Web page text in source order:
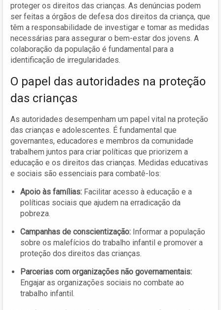
proteger os direitos das crianças. As denúncias podem
ser feitas a órgãos de defesa dos direitos da criança, que
têm a responsabilidade de investigar e tomar as medidas
necessárias para assegurar o bem-estar dos jovens. A
colaboração da população é fundamental para a
identificação de irregularidades.
O papel das autoridades na proteção
das crianças
As autoridades desempenham um papel vital na proteção
das crianças e adolescentes. É fundamental que
governantes, educadores e membros da comunidade
trabalhem juntos para criar políticas que priorizem a
educação e os direitos das crianças. Medidas educativas
e sociais são essenciais para combatê-los:
Apoio às famílias: Facilitar acesso à educação e a
políticas sociais que ajudem na erradicação da
pobreza.
Campanhas de conscientização: Informar a população
sobre os malefícios do trabalho infantil e promover a
proteção dos direitos das crianças.
Parcerias com organizações não governamentais:
Engajar as organizações sociais no combate ao
trabalho infantil.